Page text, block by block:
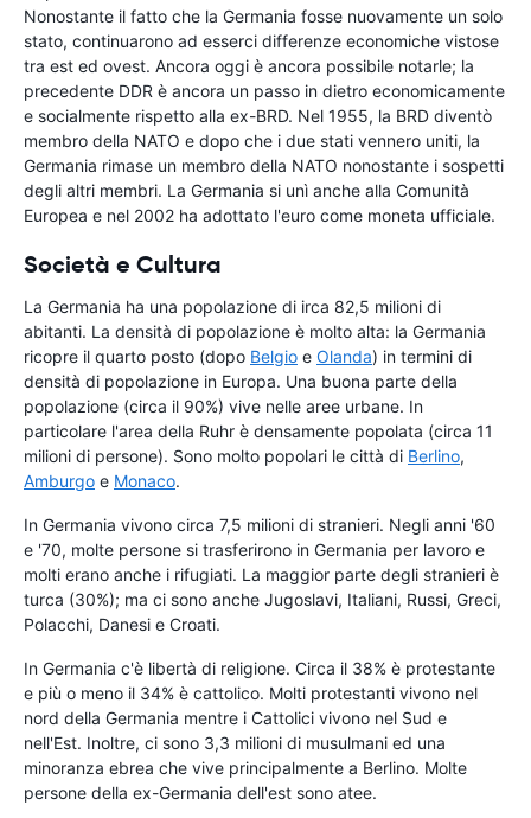
Nonostante il fatto che la Germania fosse nuovamente un solo
stato, continuarono ad esserci differenze economiche vistose
tra est ed ovest. Ancora oggi è ancora possibile notarle; la
precedente DDR è ancora un passo in dietro economicamente
e socialmente rispetto alla ex-BRD. Nel 1955, la BRD diventò
membro della NATO e dopo che i due stati vennero uniti, la
Germania rimase un membro della NATO nonostante i sospetti
degli altri membri. La Germania si unì anche alla Comunità
Europea e nel 2002 ha adottato l'euro come moneta ufficiale.
Società e Cultura
La Germania ha una popolazione di irca 82,5 milioni di
abitanti. La densità di popolazione è molto alta: la Germania
ricopre il quarto posto (dopo Belgio e Olanda) in termini di
densità di popolazione in Europa. Una buona parte della
popolazione (circa il 90%) vive nelle aree urbane. In
particolare l'area della Ruhr è densamente popolata (circa 11
milioni di persone). Sono molto popolari le città di Berlino,
Amburgo e Monaco.
In Germania vivono circa 7,5 milioni di stranieri. Negli anni '60
e '70, molte persone si trasferirono in Germania per lavoro e
molti erano anche i rifugiati. La maggior parte degli stranieri è
turca (30%); ma ci sono anche Jugoslavi, Italiani, Russi, Greci,
Polacchi, Danesi e Croati.
In Germania c'è libertà di religione. Circa il 38% è protestante
e più o meno il 34% è cattolico. Molti protestanti vivono nel
nord della Germania mentre i Cattolici vivono nel Sud e
nell'Est. Inoltre, ci sono 3,3 milioni di musulmani ed una
minoranza ebrea che vive principalmente a Berlino. Molte
persone della ex-Germania dell'est sono atee.